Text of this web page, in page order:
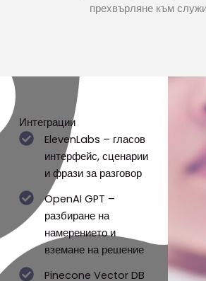
прехвърляне към
Интеграции
ElevenLabs – гласов
интерфейс, сценарии
и фрази за разговор
OpenAI GPT –
разбиране на
намерението и
вземане на решение
Pinecone Vector DB